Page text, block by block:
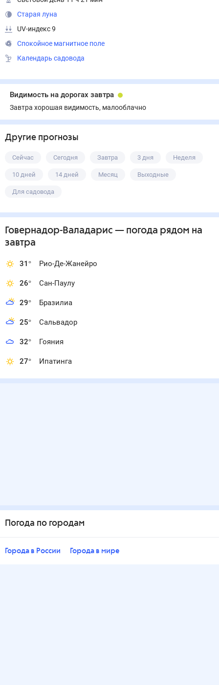
Старая луна
UV-индекс 9
Спокойное магнитное поле
Календарь садовода
Видимость на дорогах завтра
Завтра хорошая видимость, малооблачно
Другие прогнозы
Сейчас Сегодня Завтра 3 дня Неделя
10 дней 14 дней Месяц Выходные
Для садовода
Говернадор-Валадарис — погода рядом на
завтра
31° Рио-Де-Жанейро
26° Сан-Паулу
29° Бразилиа
25° Сальвадор
32° Гояния
27° Ипатинга
Погода по городам
Города в России Города в мире